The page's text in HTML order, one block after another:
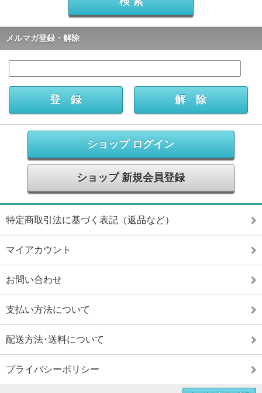
メルマガ登録・解除
ショップ ログイン
ショップ 新規会員登録
特定商取引法に基づく表記（返品など）
マイアカウント
お問い合わせ
支払い方法について
配送方法･送料について
プライバシーポリシー